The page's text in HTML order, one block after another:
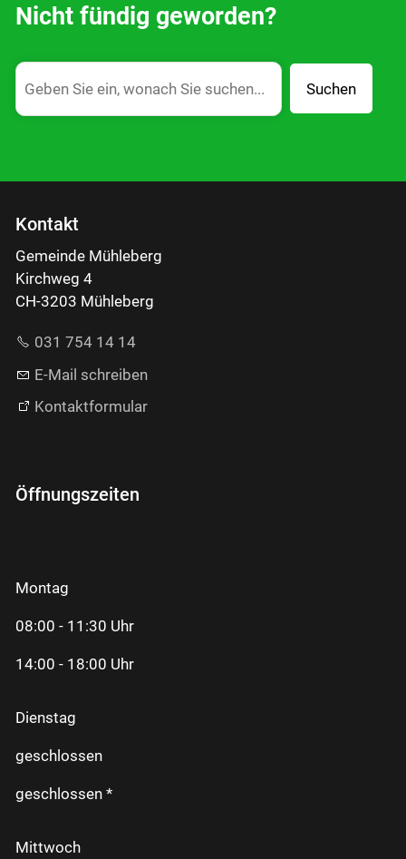
Nicht fündig geworden?
Suchen
Kontakt
Gemeinde Mühleberg
Kirchweg 4
CH-3203 Mühleberg
031 754 14 14
E-Mail schreiben
Kontaktformular
Öffnungszeiten
Montag
08:00 - 11:30 Uhr
14:00 - 18:00 Uhr
Dienstag
geschlossen
geschlossen *
Mittwoch